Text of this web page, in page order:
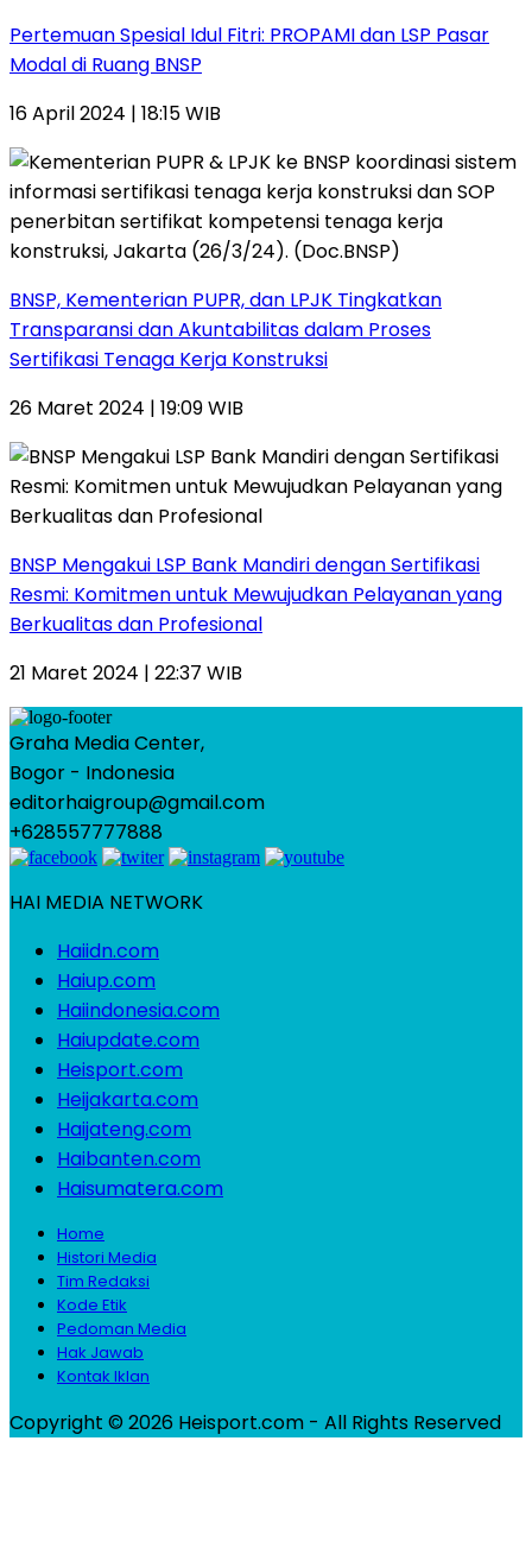
Pertemuan Spesial Idul Fitri: PROPAMI dan LSP Pasar
Modal di Ruang BNSP
16 April 2024 | 18:15 WIB
BNSP, Kementerian PUPR, dan LPJK Tingkatkan
Transparansi dan Akuntabilitas dalam Proses
Sertifikasi Tenaga Kerja Konstruksi
26 Maret 2024 | 19:09 WIB
BNSP Mengakui LSP Bank Mandiri dengan Sertifikasi
Resmi: Komitmen untuk Mewujudkan Pelayanan yang
Berkualitas dan Profesional
21 Maret 2024 | 22:37 WIB
Graha Media Center,
Bogor - Indonesia
editorhaigroup@gmail.com
+628557777888
HAI MEDIA NETWORK
Haiidn.com
Haiup.com
Haiindonesia.com
Haiupdate.com
Heisport.com
Heijakarta.com
Haijateng.com
Haibanten.com
Haisumatera.com
Home
Histori Media
Tim Redaksi
Kode Etik
Pedoman Media
Hak Jawab
Kontak Iklan
Copyright © 2026 Heisport.com - All Rights Reserved